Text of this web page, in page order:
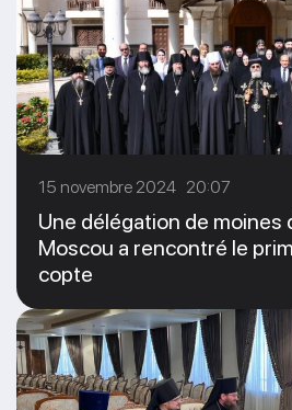
15 novembre 2024 20:07
Une délégation de moines
Moscou a rencontré le
copte